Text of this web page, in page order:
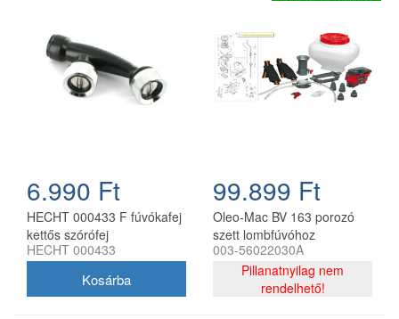
6.990 Ft
HECHT 000433 F fúvókafej
kettős szórófej
permetezőhöz
HECHT 000433
99.899 Ft
Oleo-Mac BV 163 porozó
szett lombfúvóhoz
003-56022030A
Pillanatnyilag nem
rendelhető!